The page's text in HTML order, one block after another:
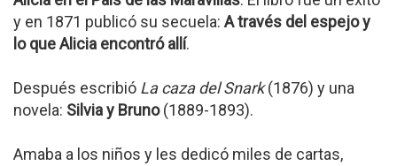
y en 1871 publicó su secuela: A través del espejo y
lo que Alicia encontró allí.
Después escribió La caza del Snark(1876) y una
novela: Silvia y Bruno(1889-1893).
Amaba a los niños y les dedicó miles de cartas,